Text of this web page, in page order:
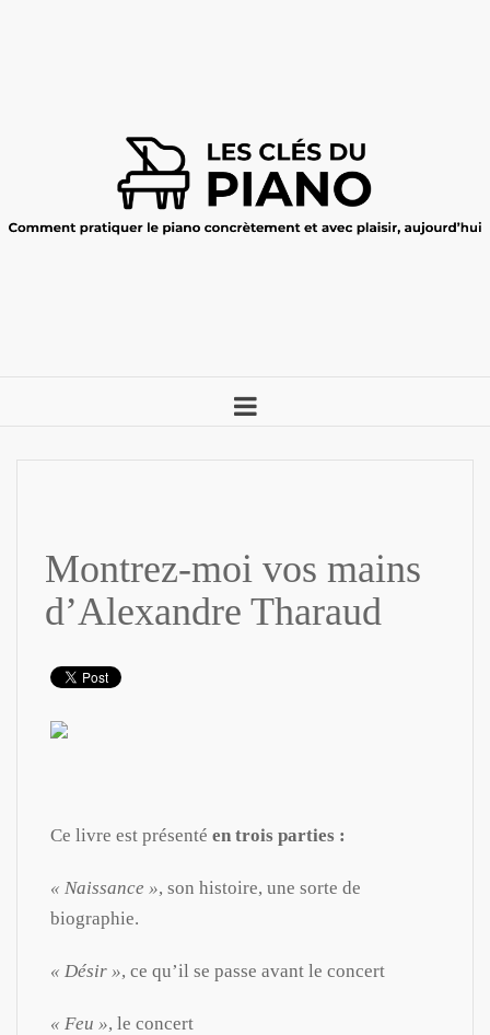
Montrez-moi vos mains
d’Alexandre Tharaud
Ce livre est présenté en trois parties :
« Naissance », son histoire, une sorte de
biographie.
« Désir », ce qu’il se passe avant le concert
« Feu », le concert